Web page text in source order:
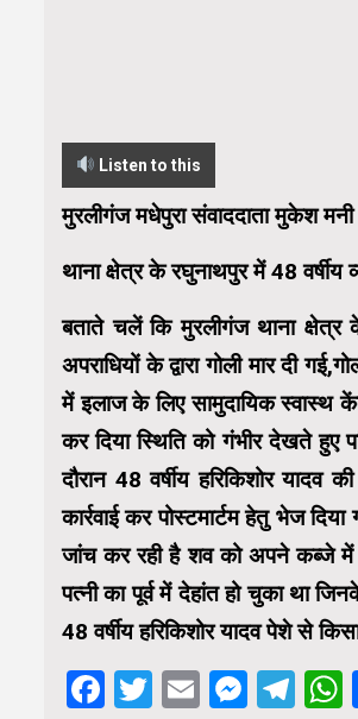
Listen to this
मुरलीगंज मधेपुरा संवाददाता मुकेश मनी
थाना क्षेत्र के रघुनाथपुर में 48 वर्षीय
बताते चलें कि मुरलीगंज थाना क्षेत्र
अपराधियों के द्वारा गोली मार दी
में इलाज के लिए सामुदायिक स्वास्थ
कर दिया स्थिति को गंभीर देखते हुए
दौरान 48 वर्षीय हरिकिशोर
कार्रवाई कर पोस्टमार्टम हेतु भेज
जांच कर रही है शव को अपने कब्जे में
पत्नी का पूर्व में देहांत हो चुका था
48 वर्षीय हरिकिशोर यादव पेशे से
Facebook
Twitter
Email